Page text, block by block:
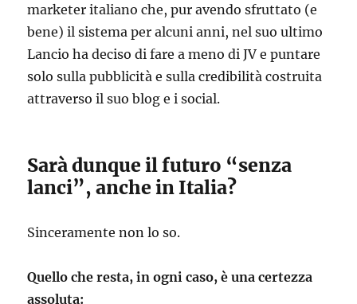
marketer italiano che, pur avendo sfruttato (e
bene) il sistema per alcuni anni, nel suo ultimo
Lancio ha deciso di fare a meno di JV e puntare
solo sulla pubblicità e sulla credibilità costruita
attraverso il suo blog e i social.
Sarà dunque il futuro “senza
lanci”, anche in Italia?
Sinceramente non lo so.
Quello che resta, in ogni caso, è una certezza
assoluta: